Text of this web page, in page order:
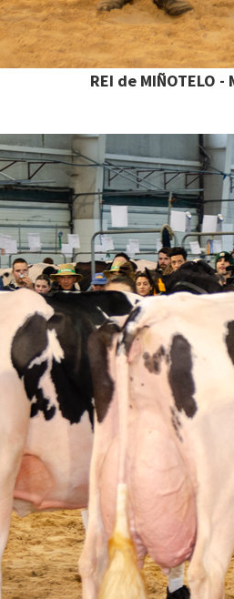
REI de MIÑOTELO